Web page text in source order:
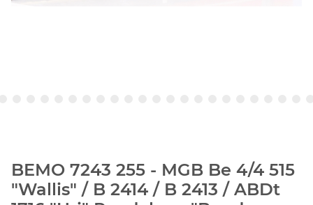
BEMO 7243 255 - MGB Be 4/4 515
"Wallis" / B 2414 / B 2413 / ABDt